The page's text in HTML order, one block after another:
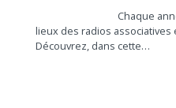
Chaque
lieux des radios associatives
Découvrez, dans cette…